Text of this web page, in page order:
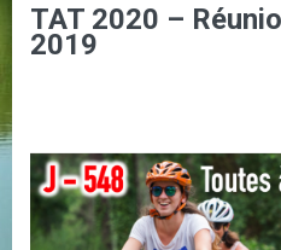
TAT 2020 –
2019